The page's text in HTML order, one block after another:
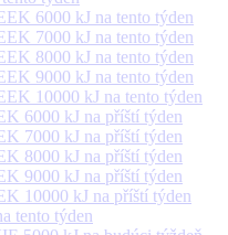
6000 kJ na tento týden
7000 kJ na tento týden
8000 kJ na tento týden
9000 kJ na tento týden
10000 kJ na tento týden
6000 kJ na příští týden
7000 kJ na příští týden
8000 kJ na příští týden
9000 kJ na příští týden
10000 kJ na příští týden
tento týden